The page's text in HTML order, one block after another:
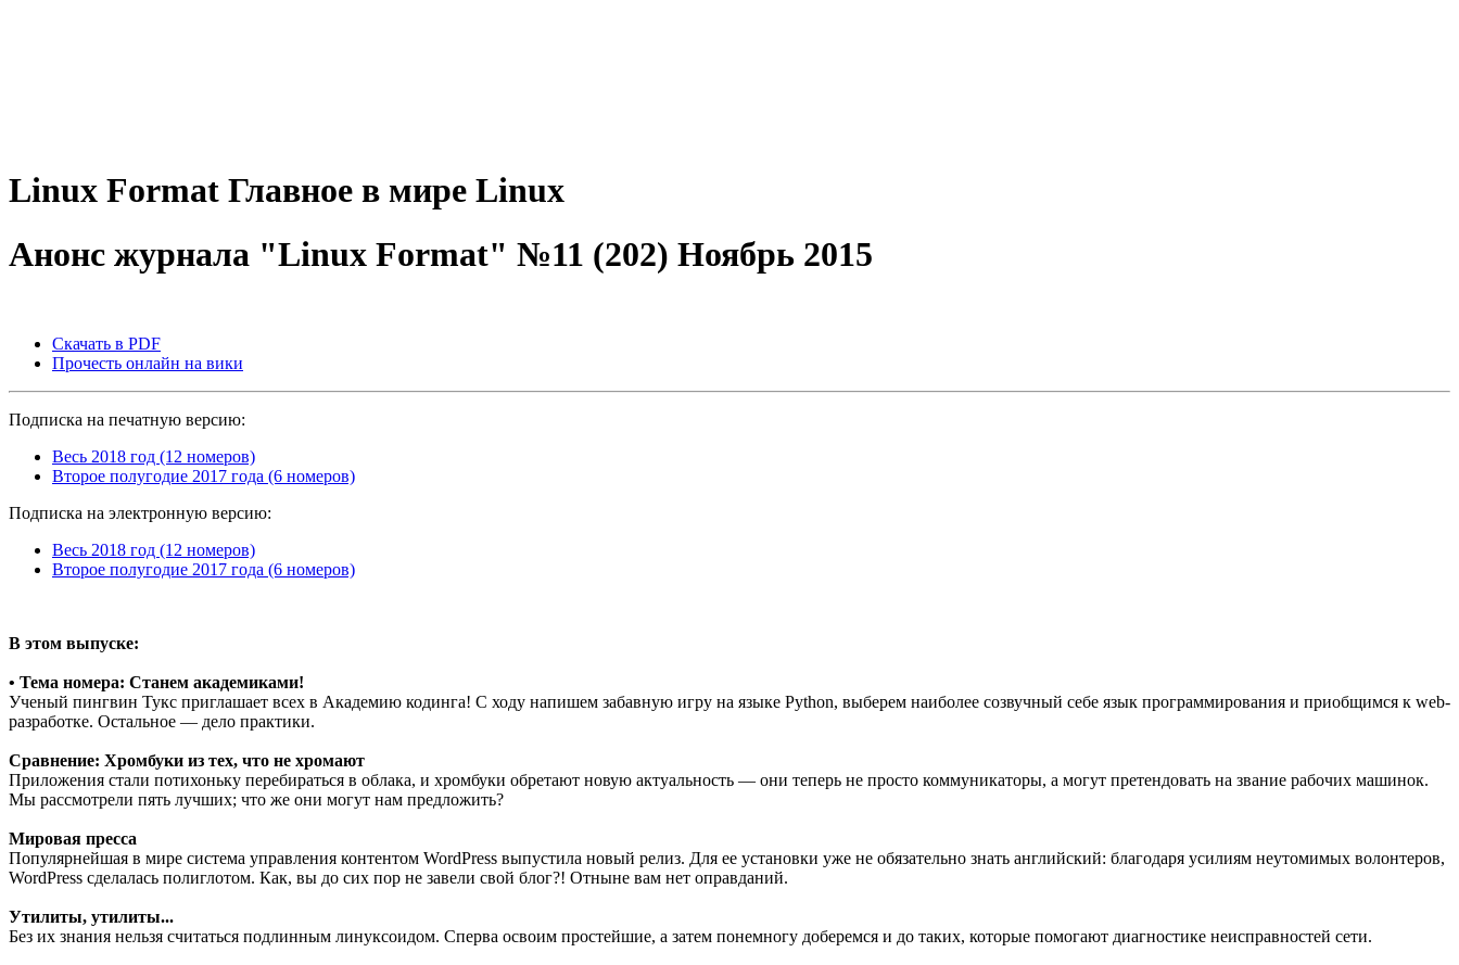
Linux Format Главное в мире Linux
Анонс журнала "Linux Format" №11 (202) Ноябрь 2015
Скачать в PDF
Прочесть онлайн на вики
Подписка на печатную версию:
Весь 2018 год (12 номеров)
Второе полугодие 2017 года (6 номеров)
Подписка на электронную версию:
Весь 2018 год (12 номеров)
Второе полугодие 2017 года (6 номеров)
В этом выпуске:
• Тема номера: Станем академиками!
Ученый пингвин Тукс приглашает всех в Академию кодинга! С ходу напишем забавную игру на языке Python, выберем наиболее созвучный себе язык программирования и приобщимся к web-
разработке. Остальное — дело практики.
Сравнение: Хромбуки из тех, что не хромают
Приложения стали потихоньку перебираться в облака, и хромбуки обретают новую актуальность — они теперь не просто коммуникаторы, а могут претендовать на звание рабочих машинок.
Мы рассмотрели пять лучших; что же они могут нам предложить?
Мировая пресса
Популярнейшая в мире система управления контентом WordPress выпустила новый релиз. Для ее установки уже не обязательно знать английский: благодаря усилиям неутомимых волонтеров,
WordPress сделалась полиглотом. Как, вы до сих пор не завели свой блог?! Отныне вам нет оправданий.
Утилиты, утилиты...
Без их знания нельзя считаться подлинным линуксоидом. Сперва освоим простейшие, а затем понемногу доберемся и до таких, которые помогают диагностике неисправностей сети.